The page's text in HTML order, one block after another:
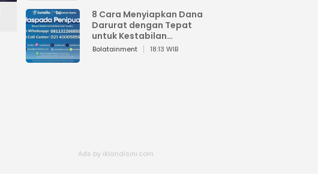
8 Cara Menyiapkan Dana
Darurat dengan Tepat
untuk Kestabilan
Keuangan
Bolatainment 18:13 WIB